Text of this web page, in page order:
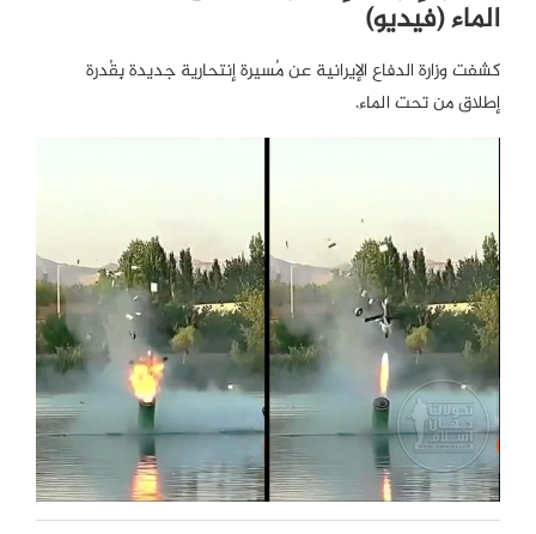
الماء (فيديو)
كشفت وزارة الدفاع الإيرانية عن مُسيرة إنتحارية جديدة بِقُدرة
إطلاق من تحت الماء.